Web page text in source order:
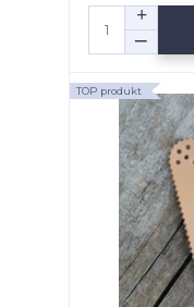
TOP produkt